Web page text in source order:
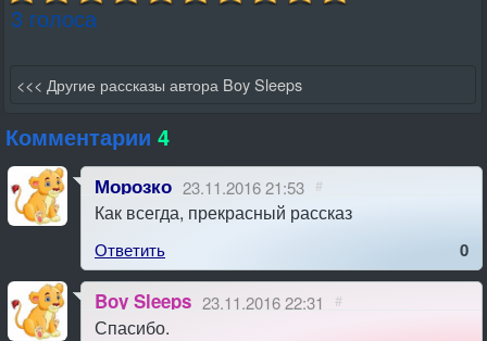
3 голоса
<<< Другие рассказы автора Boy Sleeps
Комментарии 4
Морозко 23.11.2016 21:53 #
Как всегда, прекрасный рассказ
Ответить 0
Boy Sleeps 23.11.2016 22:31 #
Спасибо.